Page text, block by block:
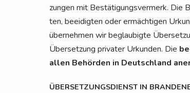
zun­gen mit Bestä­ti­gungs­ver­merk. Die
ten, beei­dig­ten oder ermäch­ti­gen
über­neh­men wir beglau­big­te
Über­set­zung pri­va­ter Urkun­den. Die
allen Behör­den in Deutsch­land
ÜBERSETZUNGSDIENST IN